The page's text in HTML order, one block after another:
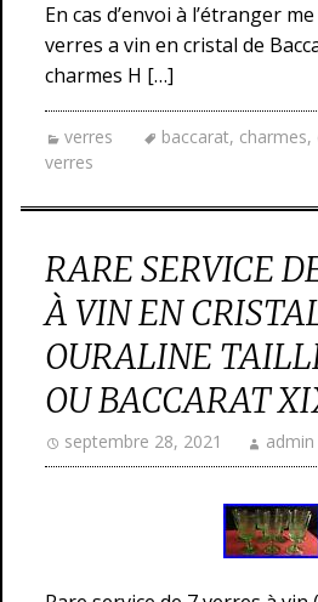
En cas d’envoi à l’étranger
verres a vin en cristal de
charmes H […]
verres baccarat, charmes,
verres
RARE SERVICE
À VIN EN
OURALINE
OU BACCARAT
septembre 28, 2021 admin